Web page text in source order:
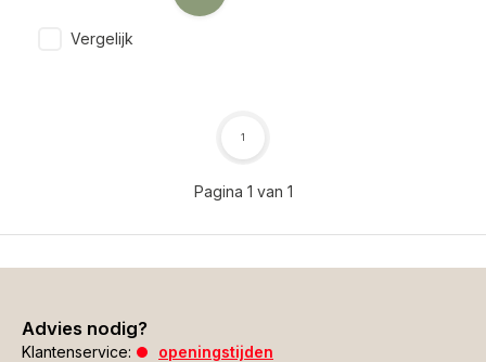
Vergelijk
Pagina 1 van 1
1
Advies nodig?
Klantenservice:
openingstijden